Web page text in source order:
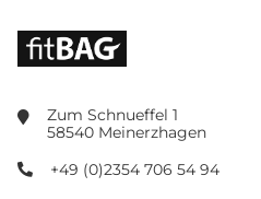
Zum Schnueffel 1
58540 Meinerzhagen
+49 (0)2354 706 54 94